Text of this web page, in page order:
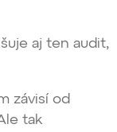
aj ten audit,
závisí od
tak